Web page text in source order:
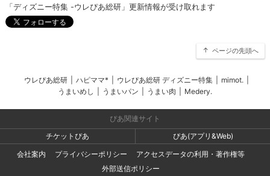
「ディズニー特集 -ウレぴあ総研」更新情報が受け取れます
ページの先頭へ
ウレぴあ総研 ハピママ* ウレぴあ総研 ディズニー特集 mimot.
うまいめし
うまいパン うまい肉 Medery.
ぴあ関連サイト
チケットぴあ
ぴあ(アプリ&Web)
会社案内
プライバシーポリシー
アクセスデータの利用・著作権等
外部送信ポリシー